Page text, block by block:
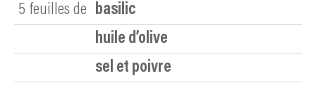
5 feuilles de
basilic
huile d’olive
sel et poivre